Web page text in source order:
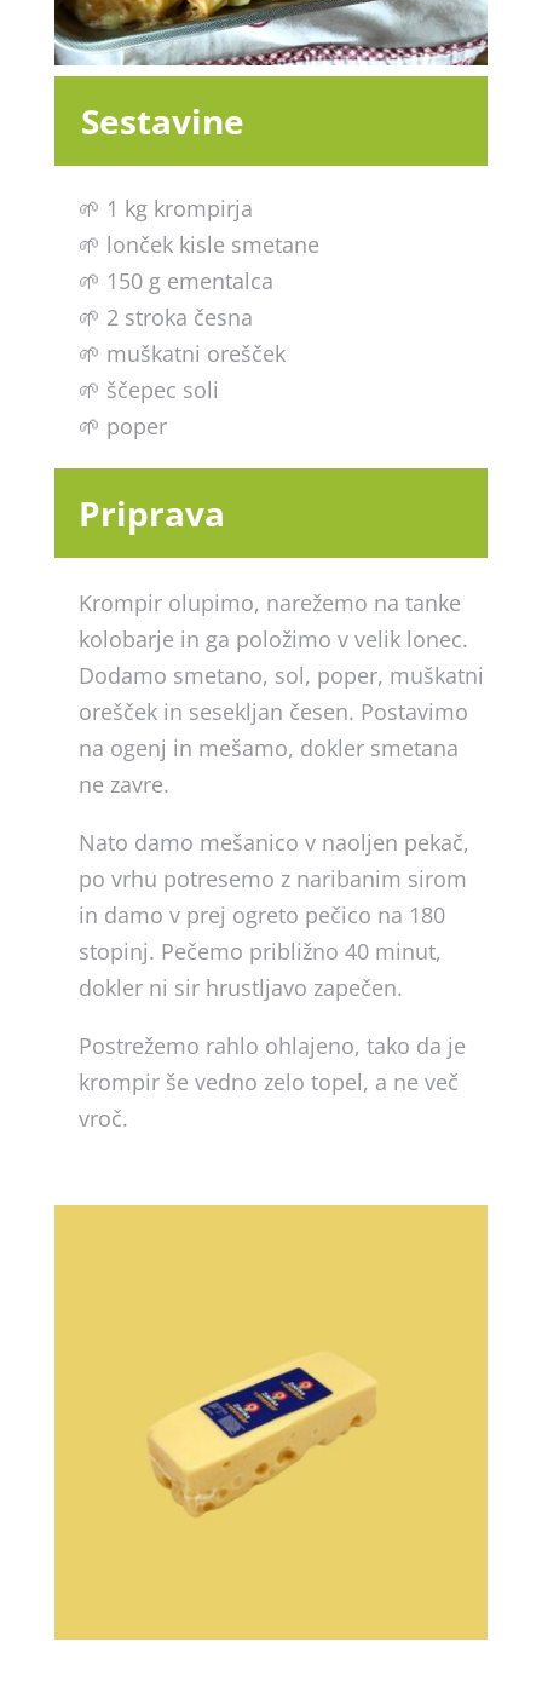
Sestavine
🌱 1 kg krompirja
🌱 lonček kisle smetane
🌱 150 g ementalca
🌱 2 stroka česna
🌱 muškatni orešček
🌱 ščepec soli
🌱 poper
Priprava
Krompir olupimo, narežemo na tanke
kolobarje in ga položimo v velik lonec.
Dodamo smetano, sol, poper, muškatni
orešček in sesekljan česen. Postavimo
na ogenj in mešamo, dokler smetana
ne zavre.
Nato damo mešanico v naoljen pekač,
po vrhu potresemo z naribanim sirom
in damo v prej ogreto pečico na 180
stopinj. Pečemo približno 40 minut,
dokler ni sir hrustljavo zapečen.
Postrežemo rahlo ohlajeno, tako da je
krompir še vedno zelo topel, a ne več
vroč.